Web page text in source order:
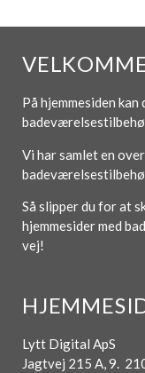
På hjemmesiden
Vi har samlet en
Så slipper du for at
hjemmesider med
vej!
Lytt Digital ApS
Jagtvej 215 A, 9.